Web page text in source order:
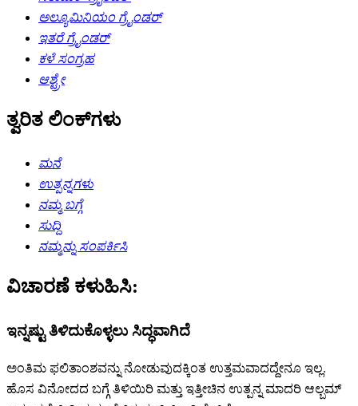
ಅಲ್ಯೂಮಿನಿಯಂ ಗ್ರೈಂಡರ್
ಇತರೆ ಗ್ರೈಂಡರ್
ಕಳೆ ಸಂಗ್ರಹ
ಆಶ್ಟ್ರೇ
ತ್ವರಿತ ಲಿಂಕ್‌ಗಳು
ಮನೆ
ಉತ್ಪನ್ನಗಳು
ನಮ್ಮ ಬಗ್ಗೆ
ಸುದ್ದಿ
ನಮ್ಮನ್ನು ಸಂಪರ್ಕಿಸಿ
ವಿಚಾರಣೆ ಕಳುಹಿಸಿ:
ಇನ್ನಷ್ಟು ತಿಳಿದುಕೊಳ್ಳಲು ಸಿದ್ಧವಾಗಿದೆ
ಅಂತಿಮ ಫಲಿತಾಂಶವನ್ನು ನೋಡುವುದಕ್ಕಿಂತ ಉತ್ತಮವಾದದ್ದೇನೂ ಇಲ್ಲ.
ಹೊಸ ವಿನೋದದ ಬಗ್ಗೆ ತಿಳಿಯಿರಿ ಮತ್ತು ಇತ್ತೀಚಿನ ಉತ್ಪನ್ನ ಮಾದರಿ ಆಲ್ಬಮ್